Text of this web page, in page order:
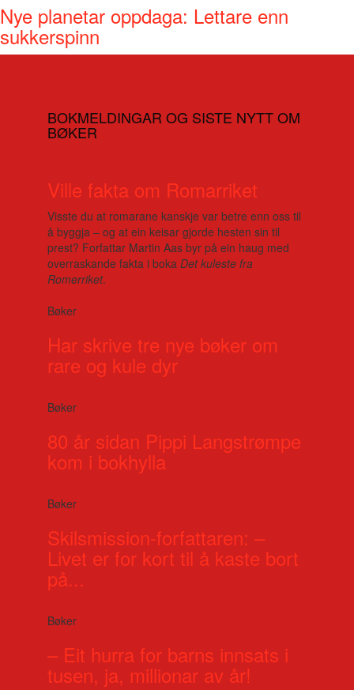
Nye planetar oppdaga: Lettare enn
sukkerspinn
BOKMELDINGAR OG SISTE NYTT OM
BØKER
Ville fakta om Romarriket
Visste du at romarane kanskje var betre enn oss til
å byggja – og at ein keisar gjorde hesten sin til
prest? Forfattar Martin Aas byr på ein haug med
overraskande fakta i boka Det kuleste fra
Romerriket.
Bøker
Har skrive tre nye bøker om
rare og kule dyr
Bøker
80 år sidan Pippi Langstrømpe
kom i bokhylla
Bøker
Skilsmission-forfattaren: –
Livet er for kort til å kaste bort
på...
Bøker
– Eit hurra for barns innsats i
tusen, ja, millionar av år!